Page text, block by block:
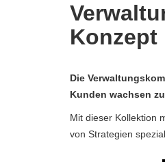
Konzept
Die
Kunden wachsen
Mit dieser Kollektion
von Strategien